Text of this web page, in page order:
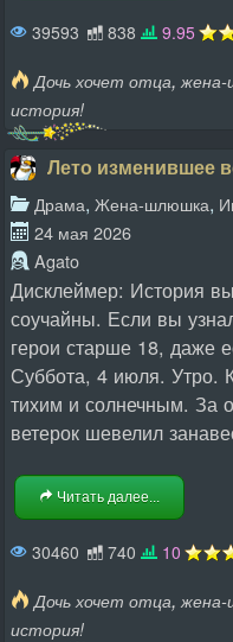
39593 838 9.95
Дочь хочет отца,
история!
Лето изменившее
Драма, Жена-шлюшка,
24 мая 2026
Agato
Дисклеймер: История
соучайны. Если вы
герои старше 18, даже
Суббота, 4 июля. Утро.
тихим и солнечным. За
ветерок шевелил
Читать далее...
30460 740 10
Дочь хочет отца,
история!